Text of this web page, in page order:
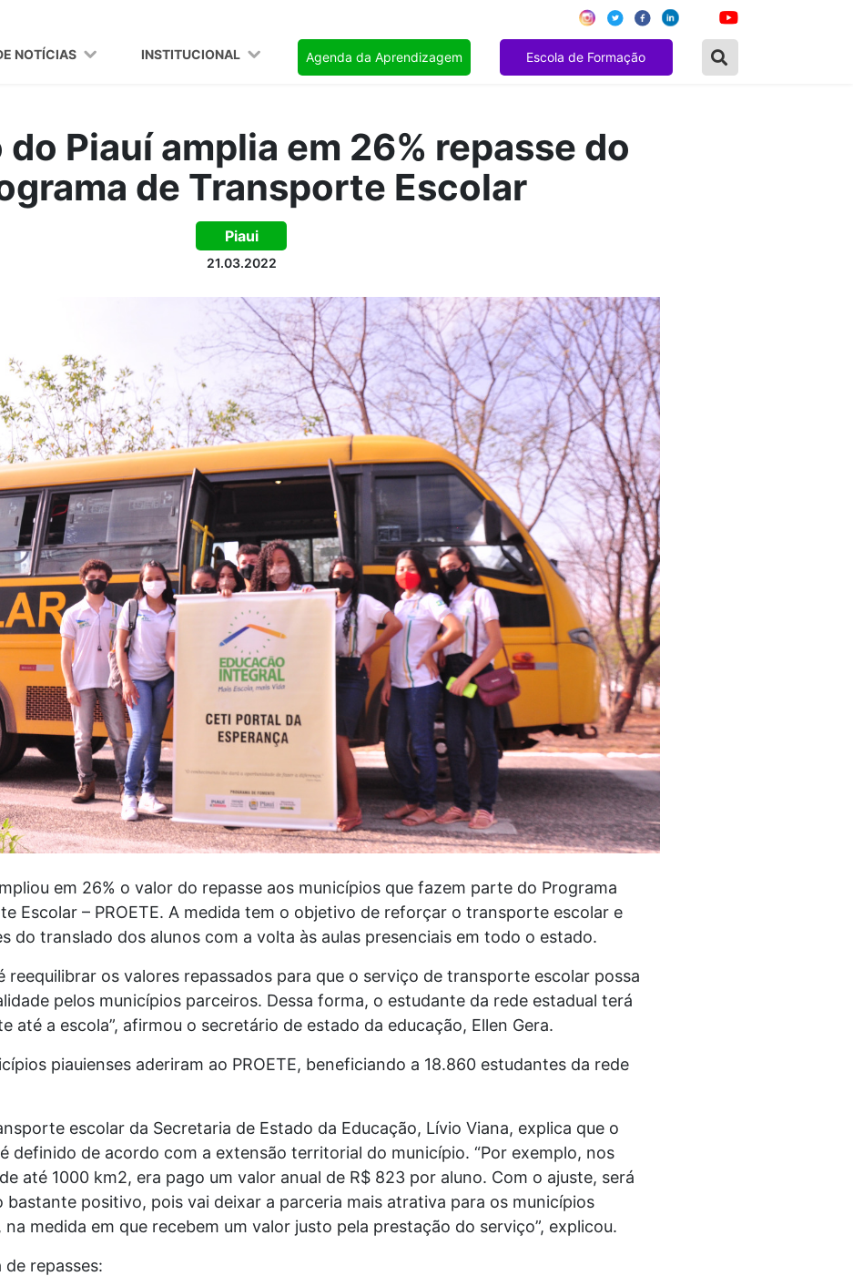
NOTÍCIAS INSTITUCIONAL Agenda da Aprendizagem Escola de Formação
do Piauí amplia em 26% repasse do
de Transporte Escolar
Piaui
21.03.2022
em 26% o valor do repasse aos municípios que fazem parte do Programa
Escolar – PROETE. A medida tem o objetivo de reforçar o transporte escolar e
do translado dos alunos com a volta às aulas presenciais em todo o estado.
reequilibrar os valores repassados para que o serviço de transporte escolar possa
pelos municípios parceiros. Dessa forma, o estudante da rede estadual terá
até a escola”, afirmou o secretário de estado da educação, Ellen Gera.
piauienses aderiram ao PROETE, beneficiando a 18.860 estudantes da rede
escolar da Secretaria de Estado da Educação, Lívio Viana, explica que o
definido de acordo com a extensão territorial do município. “Por exemplo, nos
até 1000 km2, era pago um valor anual de R$ 823 por aluno. Com o ajuste, será
bastante positivo, pois vai deixar a parceria mais atrativa para os municípios
na medida em que recebem um valor justo pela prestação do serviço”, explicou.
repasses: